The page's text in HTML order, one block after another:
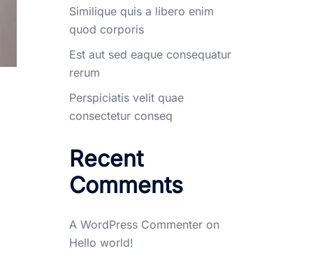
Similique quis a libero enim
quod corporis
Est aut sed eaque consequatur
rerum
Perspiciatis velit quae
consectetur conseq
Recent
Comments
A WordPress Commenteron
Hello world!